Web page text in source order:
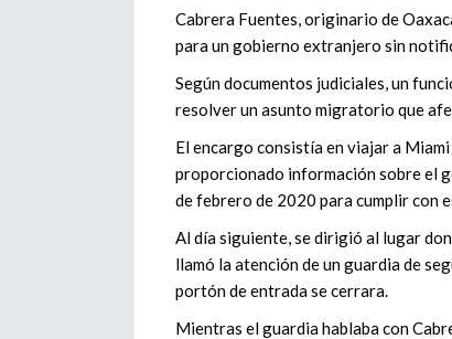
Cabrera Fuentes, originario de
para un gobierno extranjero sin
Según documentos judiciales, un
resolver un asunto migratorio que
El encargo consistía en viajar a
proporcionado información sobre el
de febrero de 2020 para cumplir con
Al día siguiente, se dirigió al lugar
llamó la atención de un guardia de
portón de entrada se cerrara.
Mientras el guardia hablaba con